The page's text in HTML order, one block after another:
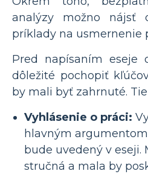
analýzy možno nájsť
príklady na usmernenie
Pred napísaním eseje
dôležité pochopiť
by mali byť zahrnuté.
Vyhlásenie o práci:
hlavným
bude uvedený v eseji.
stručná a mala by